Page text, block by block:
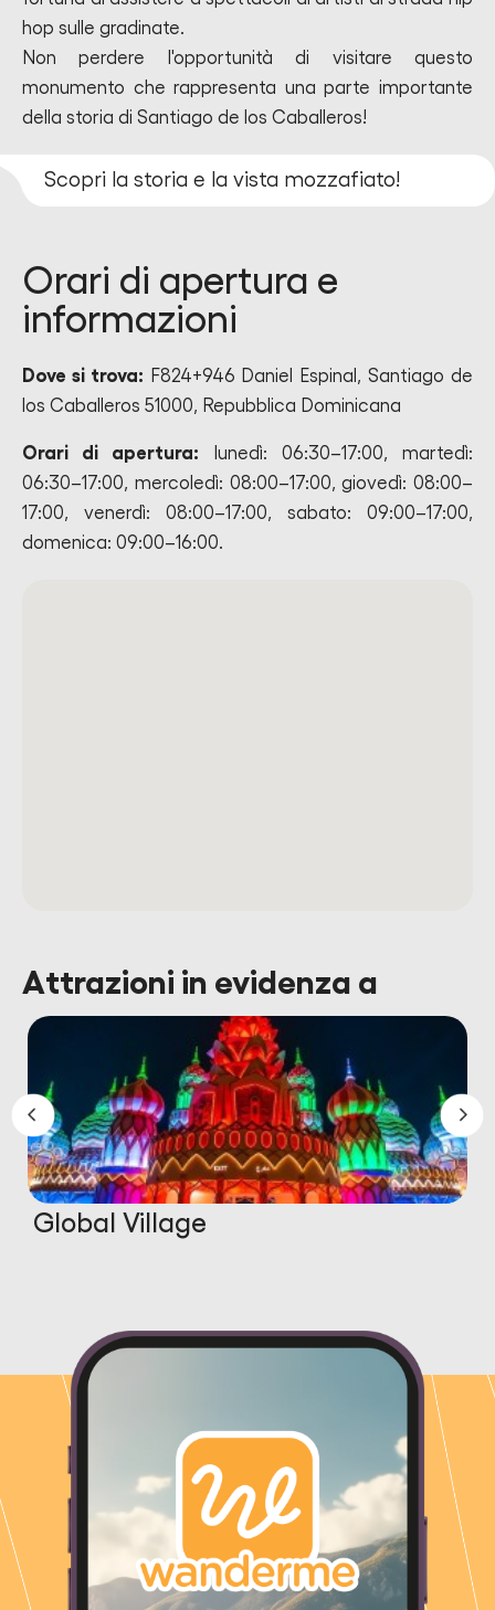
hop sulle gradinate.
Non perdere l'opportunità di visitare questo
monumento che rappresenta una parte importante
della storia di Santiago de los Caballeros!
Scopri la storia e la vista mozzafiato!
Orari di apertura e
informazioni
Dove si trova: F824+946 Daniel Espinal, Santiago de
los Caballeros 51000, Repubblica Dominicana
Orari di apertura: lunedì: 06:30–17:00, martedì:
06:30–17:00, mercoledì: 08:00–17:00, giovedì: 08:00–
17:00, venerdì: 08:00–17:00, sabato: 09:00–17:00,
domenica: 09:00–16:00.
Attrazioni in evidenza a
Global Village